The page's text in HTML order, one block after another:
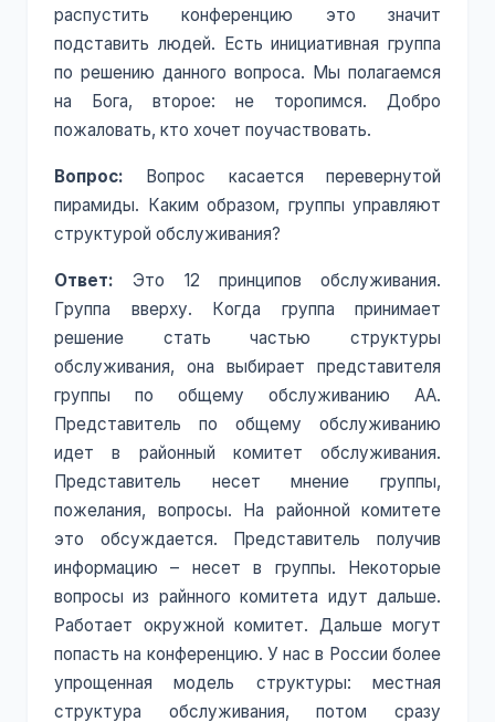
распустить конференцию это значит
подставить людей. Есть инициативная группа
по решению данного вопроса. Мы полагаемся
на Бога, второе: не торопимся. Добро
пожаловать, кто хочет поучаствовать.
Вопрос:
Вопрос касается перевернутой
пирамиды. Каким образом, группы управляют
структурой обслуживания?
Ответ: Это 12 принципов обслуживания.
Группа вверху. Когда группа принимает
решение стать частью структуры
обслуживания, она выбирает представителя
группы по общему обслуживанию АА.
Представитель по общему обслуживанию
идет в районный комитет обслуживания.
Представитель несет мнение группы,
пожелания, вопросы. На районной комитете
это обсуждается. Представитель получив
информацию – несет в группы. Некоторые
вопросы из райнного комитета идут дальше.
Работает окружной комитет. Дальше могут
попасть на конференцию. У нас в России более
упрощенная модель структуры: местная
структура обслуживания, потом сразу